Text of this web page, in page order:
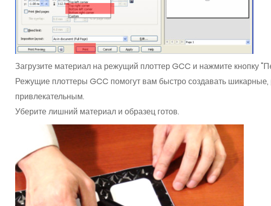
Загрузите материал на режущий плоттер GCC и нажмите кнопку
Режущие плоттеры GCC помогут вам быстро создавать
привлекательным.
Уберите лишний материал и образец готов.